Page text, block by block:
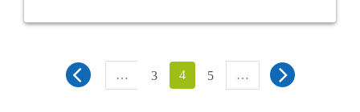
… 3 4 5 …